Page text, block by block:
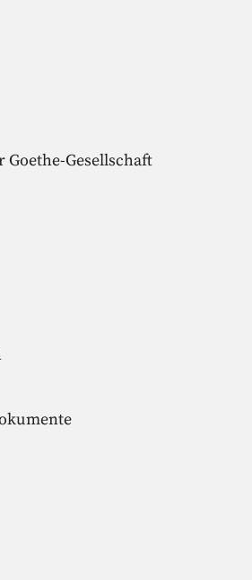
Goethe-Gesellschaft